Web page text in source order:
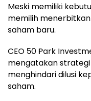
Meski memiliki
memilih
saham baru.
CEO 50 Park
mengatakan
menghindari dilusi
saham.